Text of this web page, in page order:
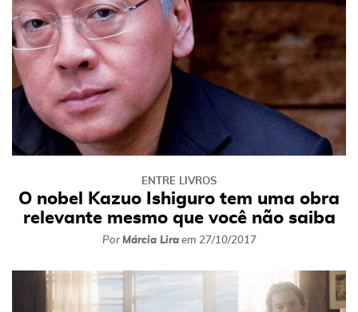
ENTRE LIVROS
O nobel Kazuo Ishiguro tem uma obra
relevante mesmo que você não saiba
Por Márcia Liraem 27/10/2017